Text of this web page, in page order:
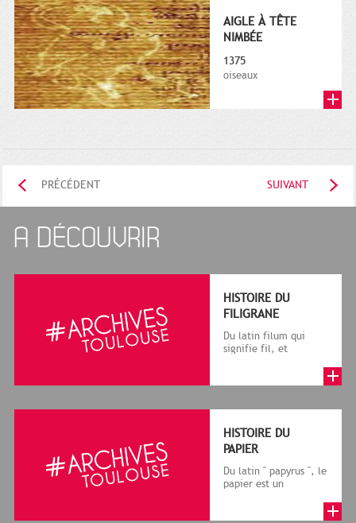
AIGLE À TÊTE
NIMBÉE
1375
oiseaux
PRÉCÉDENT SUIVANT
A DÉCOUVRIR
HISTOIRE DU
FILIGRANE
Du latin filum qui
signifie fil, et
le cadre de la f...
HISTOIRE DU
PAPIER
Du latin " papyrus ", le
papier est un